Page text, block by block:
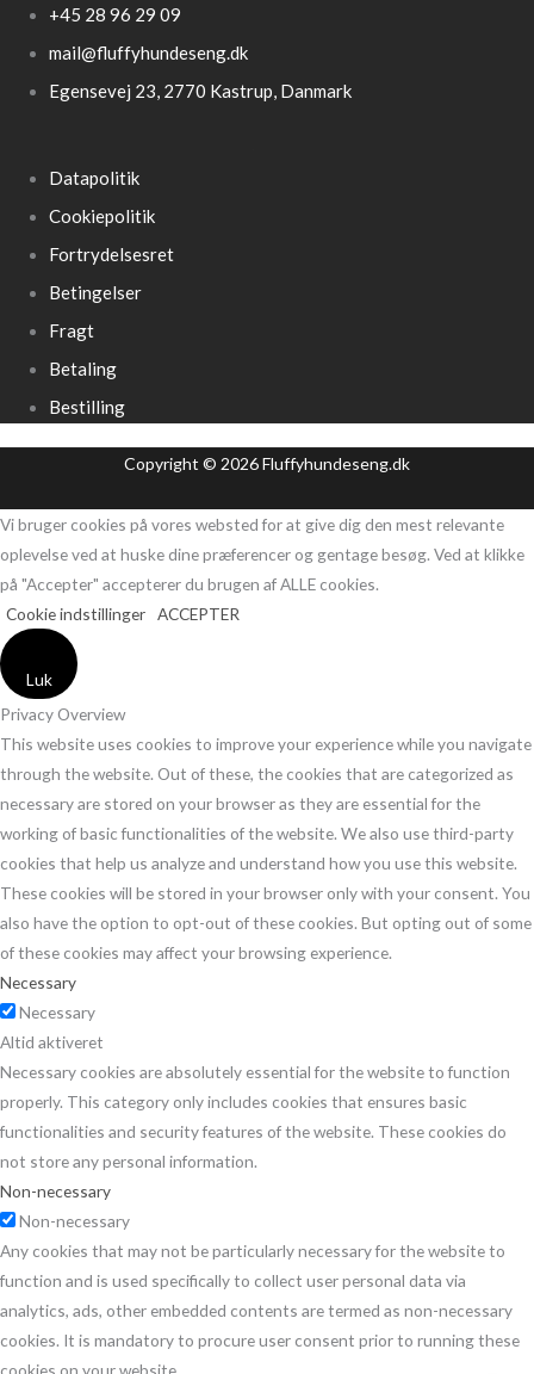
+45 28 96 29 09
mail@fluffyhundeseng.dk
Egensevej 23, 2770 Kastrup, Danmark
Datapolitik
Cookiepolitik
Fortrydelsesret
Betingelser
Fragt
Betaling
Bestilling
Copyright © 2026 Fluffyhundeseng.dk
Vi bruger cookies på vores websted for at give dig den mest relevante
oplevelse ved at huske dine præferencer og gentage besøg. Ved at klikke
på "Accepter" accepterer du brugen af ​​ALLE cookies.
Cookie indstillinger ACCEPTER
Luk
Privacy Overview
This website uses cookies to improve your experience while you navigate
through the website. Out of these, the cookies that are categorized as
necessary are stored on your browser as they are essential for the
working of basic functionalities of the website. We also use third-party
cookies that help us analyze and understand how you use this website.
These cookies will be stored in your browser only with your consent. You
also have the option to opt-out of these cookies. But opting out of some
of these cookies may affect your browsing experience.
Necessary
Necessary
Altid aktiveret
Necessary cookies are absolutely essential for the website to function
properly. This category only includes cookies that ensures basic
functionalities and security features of the website. These cookies do
not store any personal information.
Non-necessary
Non-necessary
Any cookies that may not be particularly necessary for the website to
function and is used specifically to collect user personal data via
analytics, ads, other embedded contents are termed as non-necessary
cookies. It is mandatory to procure user consent prior to running these